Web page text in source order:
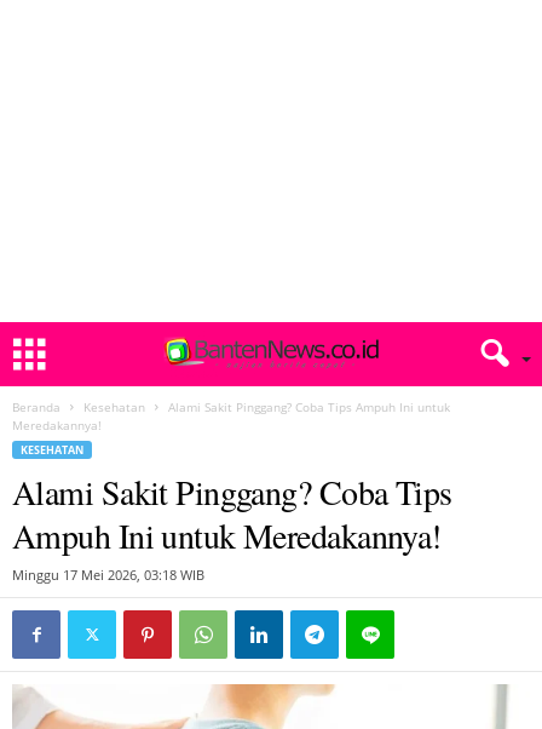
Beranda Kesehatan
Alami Sakit Pinggang? Coba Tips Ampuh Ini untuk
Meredakannya!
KESEHATAN
Alami Sakit Pinggang? Coba Tips
Ampuh Ini untuk Meredakannya!
Minggu 17 Mei 2026, 03:18 WIB